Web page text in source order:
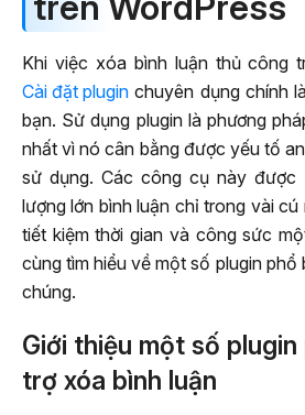
Khi việc xóa bình luận thủ công
Cài đặt plugin chuyên dụng chính
bạn. Sử dụng plugin là phương
nhất vì nó cân bằng được yếu tố
sử dụng. Các công cụ này
lượng lớn bình luận chỉ trong vài
tiết kiệm thời gian và công sức
cùng tìm hiểu về một số plugin
chúng.
Giới thiệu một số
trợ xóa bình luận